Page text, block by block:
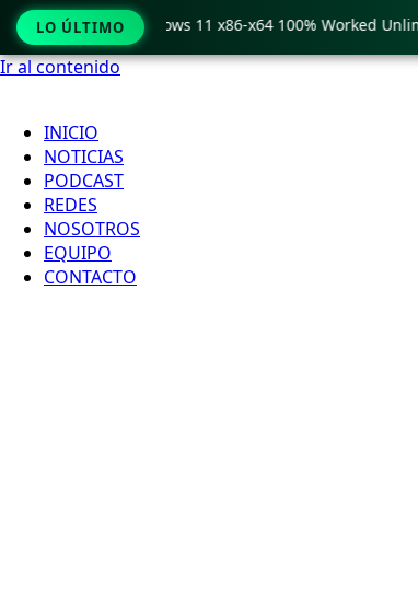
Ir al contenido
INICIO
NOTICIAS
PODCAST
REDES
NOSOTROS
EQUIPO
CONTACTO
LO ÚLTIMO
Crack only Windows 11 x86-x64 100% Worked Unlimited